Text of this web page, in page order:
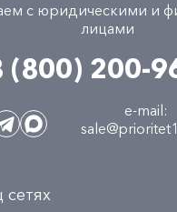
с юридическими и
лицами
(800) 200-
e-mail: